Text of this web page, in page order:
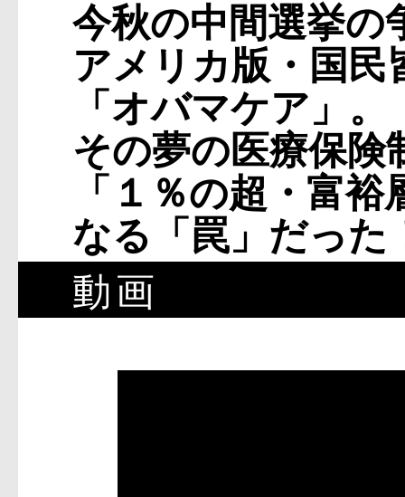
今秋の中間選挙の
アメリカ版・国民
「オバマケア」。
その夢の医療保険
「１％の超・富
なる「罠」だった
動画